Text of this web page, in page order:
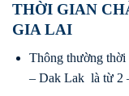
THỜI GIAN
GIA LAI
Thông thường
– Dak Lak là từ 2